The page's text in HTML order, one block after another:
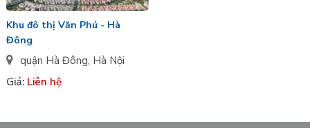
Khu đô thị Văn Phú - Hà
Đông
quận Hà Đông, Hà Nội
Giá: Liên hệ